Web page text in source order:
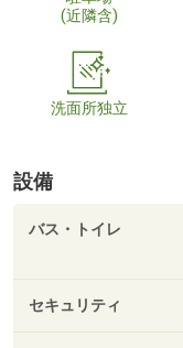
(近隣含)
洗面所独立
設備
バス・トイレ
セキュリティ